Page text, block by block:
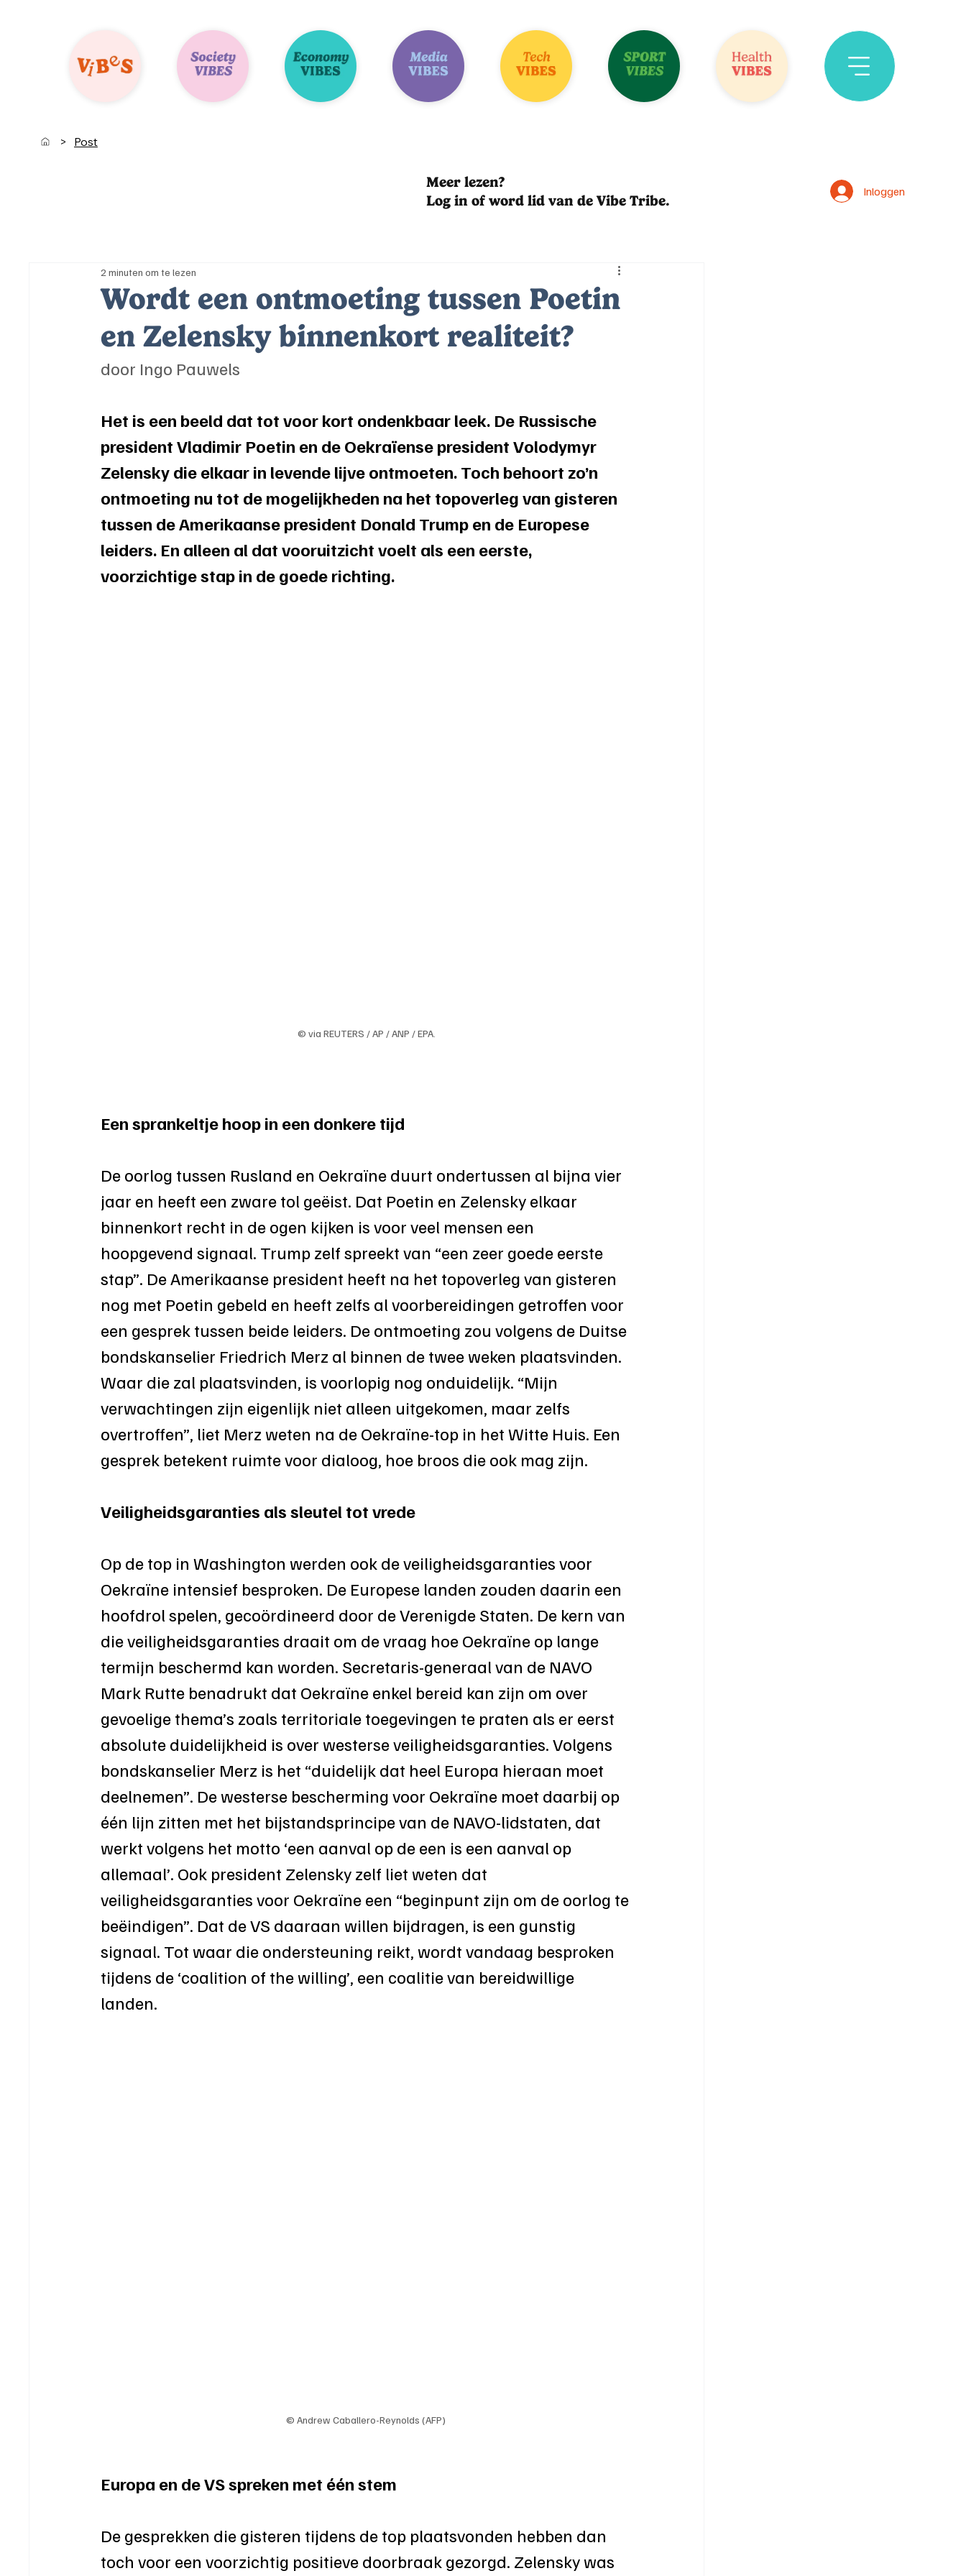
> Post
Meer lezen?
Log in of word lid van de Vibe Tribe.
Inloggen
Wordt een ontmoeting tussen Poetin
en Zelensky binnenkort realiteit?
2 minuten om te lezen
door Ingo Pauwels
Het is een beeld dat tot voor kort ondenkbaar leek. De Russische
president Vladimir Poetin en de Oekraïense president Volodymyr
Zelensky die elkaar in levende lijve ontmoeten. Toch behoort zo’n
ontmoeting nu tot de mogelijkheden na het topoverleg van gisteren
tussen de Amerikaanse president Donald Trump en de Europese
leiders. En alleen al dat vooruitzicht voelt als een eerste,
voorzichtige stap in de goede richting.
© via REUTERS / AP / ANP / EPA.
Een sprankeltje hoop in een donkere tijd
De oorlog tussen Rusland en Oekraïne duurt ondertussen al bijna vier
jaar en heeft een zware tol geëist. Dat Poetin en Zelensky elkaar
binnenkort recht in de ogen kijken is voor veel mensen een
hoopgevend signaal. Trump zelf spreekt van “een zeer goede eerste
stap”. De Amerikaanse president heeft na het topoverleg van gisteren
nog met Poetin gebeld en heeft zelfs al voorbereidingen getroffen voor
een gesprek tussen beide leiders. De ontmoeting zou volgens de Duitse
bondskanselier Friedrich Merz al binnen de twee weken plaatsvinden.
Waar die zal plaatsvinden, is voorlopig nog onduidelijk. “Mijn
verwachtingen zijn eigenlijk niet alleen uitgekomen, maar zelfs
overtroffen”, liet Merz weten na de Oekraïne-top in het Witte Huis. Een
gesprek betekent ruimte voor dialoog, hoe broos die ook mag zijn.
Veiligheidsgaranties als sleutel tot vrede
Op de top in Washington werden ook de veiligheidsgaranties voor
Oekraïne intensief besproken. De Europese landen zouden daarin een
hoofdrol spelen, gecoördineerd door de Verenigde Staten. De kern van
die veiligheidsgaranties draait om de vraag hoe Oekraïne op lange
termijn beschermd kan worden. Secretaris-generaal van de NAVO
Mark Rutte benadrukt dat Oekraïne enkel bereid kan zijn om over
gevoelige thema’s zoals territoriale toegevingen te praten als er eerst
absolute duidelijkheid is over westerse veiligheidsgaranties. Volgens
bondskanselier Merz is het “duidelijk dat heel Europa hieraan moet
deelnemen”. De westerse bescherming voor Oekraïne moet daarbij op
één lijn zitten met het bijstandsprincipe van de NAVO-lidstaten, dat
werkt volgens het motto ‘een aanval op de een is een aanval op
allemaal’. Ook president Zelensky zelf liet weten dat
veiligheidsgaranties voor Oekraïne een “beginpunt zijn om de oorlog te
beëindigen”. Dat de VS daaraan willen bijdragen, is een gunstig
signaal. Tot waar die ondersteuning reikt, wordt vandaag besproken
tijdens de ‘coalition of the willing’, een coalitie van bereidwillige
landen.
© Andrew Caballero-Reynolds (AFP)
Europa en de VS spreken met één stem
De gesprekken die gisteren tijdens de top plaatsvonden hebben dan
toch voor een voorzichtig positieve doorbraak gezorgd. Zelensky was